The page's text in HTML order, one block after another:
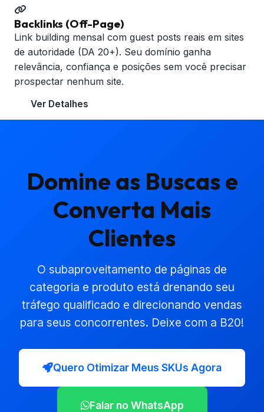
Backlinks (Off-Page)
Link building mensal com guest posts reais em sites
de autoridade (DA 20+). Seu domínio ganha
relevância, confiança e posições sem você precisar
prospectar nenhum site.
Ver Detalhes
Domine as Buscas e
Converta Mais
Clientes
O subaproveitamento de páginas de
categoria e produto está drenando seu
tráfego qualificado e direcionando vendas
para seus concorrentes. Deixe com a B20!
Quero Otimizar Meus SKUs Agora
Falar no WhatsApp